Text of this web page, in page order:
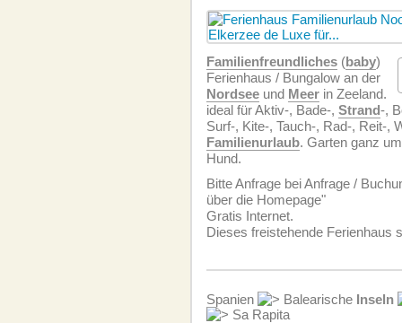
Familien­freundliches (baby)
Ferienhaus / Bungalow an der
Nordsee und Meer in Zeeland.
ideal für Aktiv-, Bade-, Strand-,
Surf-, Kite-, Tauch-, Rad-, Reit-,
Familienurlaub. Garten ganz
Hund.
Bitte Anfrage bei Anfrage /
über die Homepage"
Gratis Internet.
Dieses freistehende Ferienhaus
Spanien Balearische Inseln
Sa Rapita